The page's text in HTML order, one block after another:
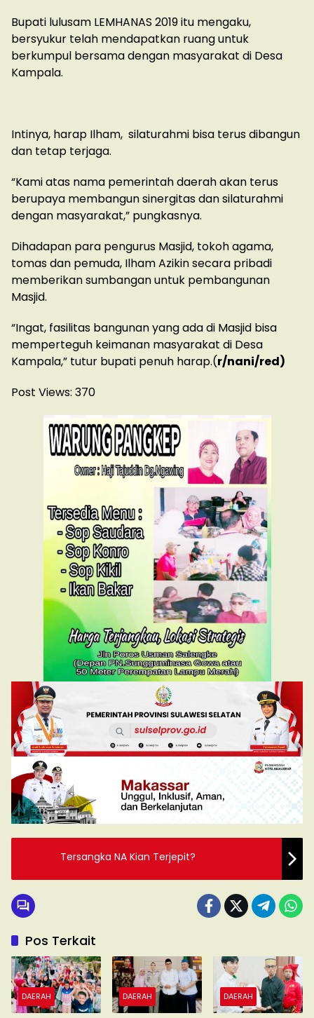
Bupati lulusam LEMHANAS 2019 itu mengaku,
bersyukur telah mendapatkan ruang untuk
berkumpul bersama dengan masyarakat di Desa
Kampala.
Intinya, harap Ilham, silaturahmi bisa terus dibangun
dan tetap terjaga.
“Kami atas nama pemerintah daerah akan terus
berupaya membangun sinergitas dan silaturahmi
dengan masyarakat,” pungkasnya.
Dihadapan para pengurus Masjid, tokoh agama,
tomas dan pemuda, Ilham Azikin secara pribadi
memberikan sumbangan untuk pembangunan
Masjid.
“Ingat, fasilitas bangunan yang ada di Masjid bisa
memperteguh keimanan masyarakat di Desa
Kampala,” tutur bupati penuh harap.(r/nani/red)
Post Views: 370
Tersangka NA Kian Terjepit?
Pos Terkait
DAERAH DAERAH DAERAH